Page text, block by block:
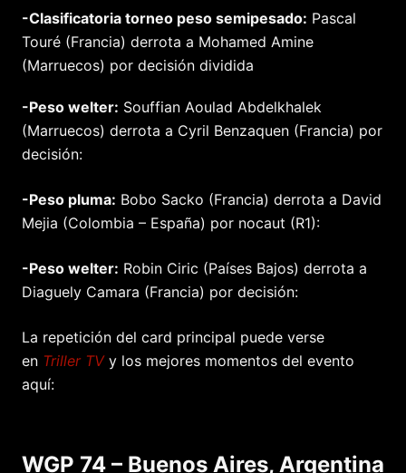
-Clasificatoria torneo peso semipesado: Pascal
Touré (Francia) derrota a Mohamed Amine
(Marruecos) por decisión dividida
-Peso welter: Souffian Aoulad Abdelkhalek
(Marruecos) derrota a Cyril Benzaquen (Francia) por
decisión:
-Peso pluma: Bobo Sacko (Francia) derrota a David
Mejia (Colombia – España) por nocaut (R1):
-Peso welter: Robin Ciric (Países Bajos) derrota a
Diaguely Camara (Francia) por decisión:
La repetición del card principal puede verse
en Triller TVy los mejores momentos del evento
aquí:
WGP 74 – Buenos Aires, Argentina